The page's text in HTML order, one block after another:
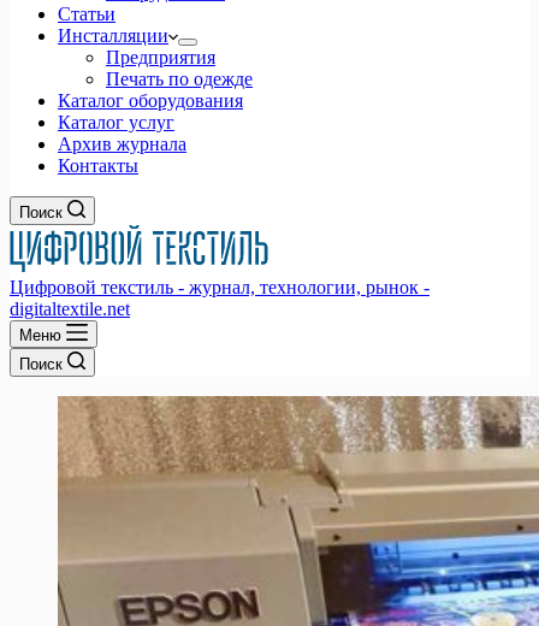
Статьи
Инсталляции
Предприятия
Печать по одежде
Каталог оборудования
Каталог услуг
Архив журнала
Контакты
Поиск
Цифровой текстиль - журнал, технологии, рынок -
digitaltextile.net
Меню
Поиск